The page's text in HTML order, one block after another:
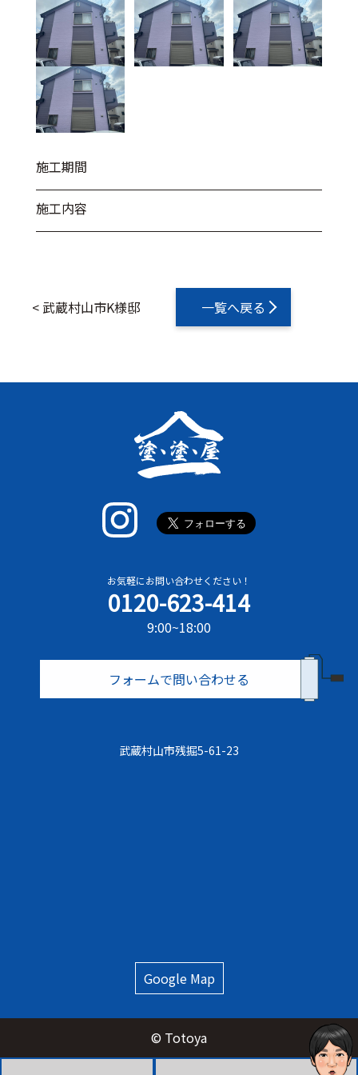
施工期間
施工内容
< 武蔵村山市K様邸 一覧へ戻る
お気軽にお問い合わせください！
0120-623-414
9:00~18:00
フォームで問い合わせる
武蔵村⼭市残掘5-61-23
Google Map
© Totoya